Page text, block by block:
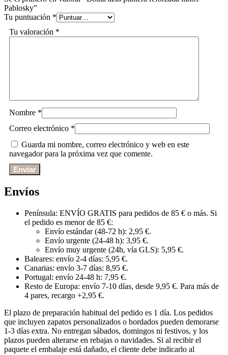
Pablosky”
Tu puntuación *
Tu valoración *
Nombre *
Correo electrónico *
Guarda mi nombre, correo electrónico y web en este
navegador para la próxima vez que comente.
Envíos
Península: ENVÍO GRATIS para pedidos de 85 € o más. Si
el pedido es menor de 85 €:
Envío estándar (48-72 h): 2,95 €.
Envío urgente (24-48 h): 3,95 €.
Envío muy urgente (24h, vía GLS): 5,95 €.
Baleares: envío 2-4 días: 5,95 €.
Canarias: envío 3-7 días: 8,95 €.
Portugal: envío 24-48 h: 7,95 €.
Resto de Europa: envío 7-10 días, desde 9,95 €. Para más de
4 pares, recargo +2,95 €.
El plazo de preparación habitual del pedido es 1 día. Los pedidos
que incluyen zapatos personalizados o bordados pueden demorarse
1-3 días extra. No entregan sábados, domingos ni festivos, y los
plazos pueden alterarse en rebajas o navidades. Si al recibir el
paquete el embalaje está dañado, el cliente debe indicarlo al